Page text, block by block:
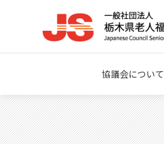
協議会について